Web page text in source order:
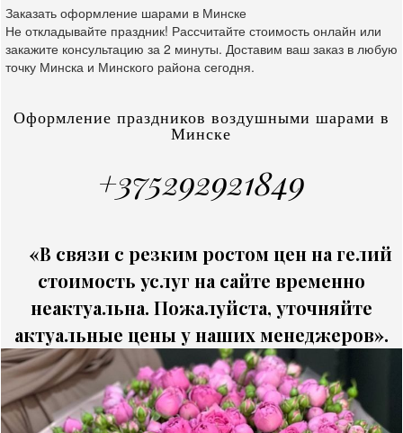
Заказать оформление шарами в Минске
Не откладывайте праздник! Рассчитайте стоимость онлайн или
закажите консультацию за 2 минуты. Доставим ваш заказ в любую
точку Минска и Минского района сегодня.
Оформление праздников воздушными шарами в
Минске
+375292921849
«В связи с резким ростом цен на гелий
стоимость услуг на сайте временно
неактуальна. Пожалуйста, уточняйте
актуальные цены у наших менеджеров».